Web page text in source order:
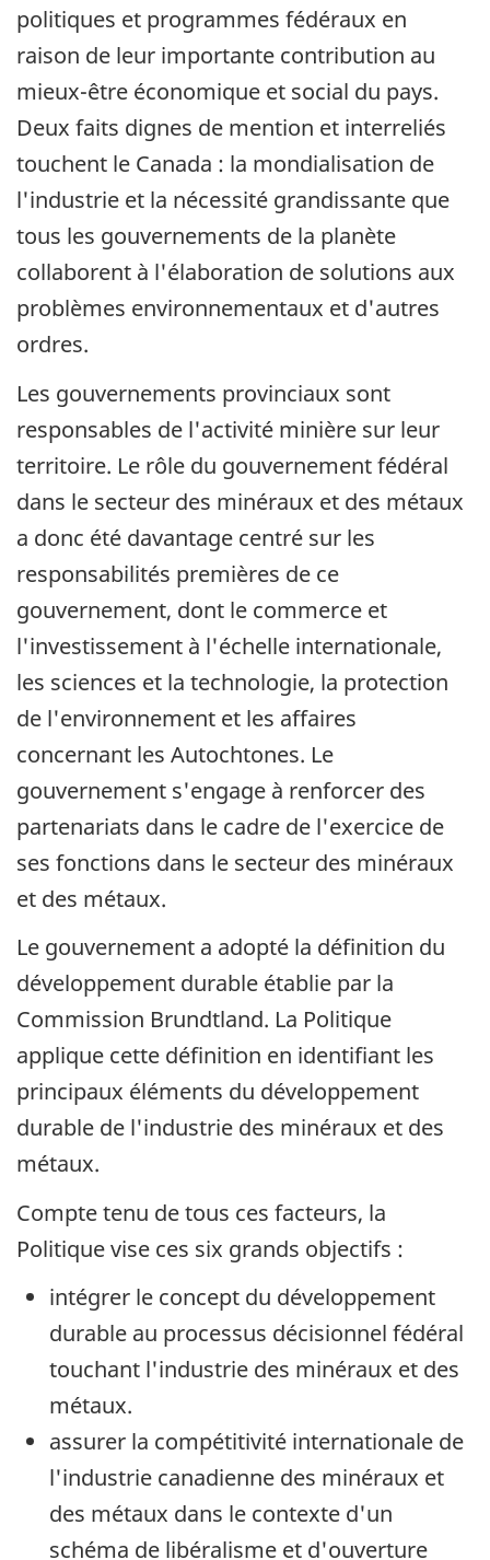
politiques et programmes fédéraux en
raison de leur importante contribution au
mieux-être économique et social du pays.
Deux faits dignes de mention et interreliés
touchent le Canada : la mondialisation de
l'industrie et la nécessité grandissante que
tous les gouvernements de la planète
collaborent à l'élaboration de solutions aux
problèmes environnementaux et d'autres
ordres.
Les gouvernements provinciaux sont
responsables de l'activité minière sur leur
territoire. Le rôle du gouvernement fédéral
dans le secteur des minéraux et des métaux
a donc été davantage centré sur les
responsabilités premières de ce
gouvernement, dont le commerce et
l'investissement à l'échelle internationale,
les sciences et la technologie, la protection
de l'environnement et les affaires
concernant les Autochtones. Le
gouvernement s'engage à renforcer des
partenariats dans le cadre de l'exercice de
ses fonctions dans le secteur des minéraux
et des métaux.
Le gouvernement a adopté la définition du
développement durable établie par la
Commission Brundtland. La Politique
applique cette définition en identifiant les
principaux éléments du développement
durable de l'industrie des minéraux et des
métaux.
Compte tenu de tous ces facteurs, la
Politique vise ces six grands objectifs :
intégrer le concept du développement
durable au processus décisionnel fédéral
touchant l'industrie des minéraux et des
métaux.
assurer la compétitivité internationale de
l'industrie canadienne des minéraux et
des métaux dans le contexte d'un
schéma de libéralisme et d'ouverture